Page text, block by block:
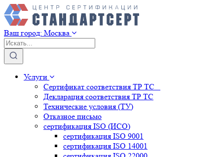
Ваш город: Москва
Услуги
Сертификат соответствия ТР ТС
Декларация соответствия ТР ТС
Технические условия (ТУ)
Отказное письмо
сертификация ISO (ИСО)
сертификация ISO 9001
сертификация ISO 14001